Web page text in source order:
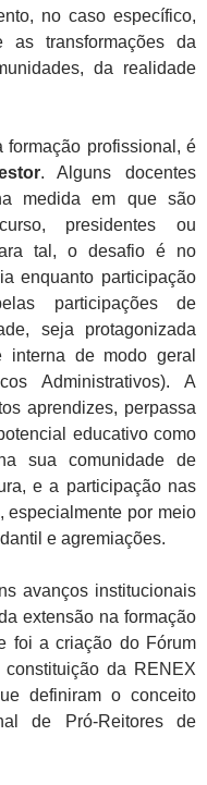
no caso específico,
as transformações da
da realidade
formação profissional, é
. Alguns docentes
medida em que são
presidentes ou
tal, o desafio é no
enquanto participação
participações de
seja protagonizada
interna de modo geral
Administrativos). A
aprendizes, perpassa
educativo como
sua comunidade de
e a participação nas
especialmente por meio
e agremiações.
avanços institucionais
extensão na formação
foi a criação do Fórum
da RENEX
definiram o conceito
de Pró-Reitores de